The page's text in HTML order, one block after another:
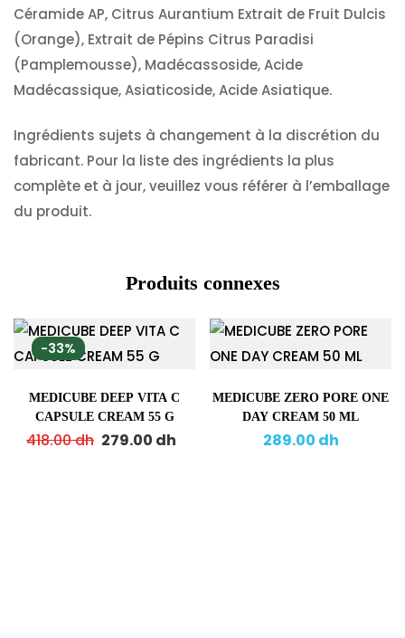
Céramide AP, Citrus Aurantium Extrait de Fruit Dulcis
(Orange), Extrait de Pépins Citrus Paradisi
(Pamplemousse), Madécassoside, Acide
Madécassique, Asiaticoside, Acide Asiatique.
Ingrédients sujets à changement à la discrétion du
fabricant. Pour la liste des ingrédients la plus
complète et à jour, veuillez vous référer à l’emballage
du produit.
Produits connexes
-33%
MEDICUBE DEEP VITA C
CAPSULE CREAM 55 G
418.00dh 279.00 dh
MEDICUBE ZERO PORE ONE
DAY CREAM 50 ML
289.00 dh